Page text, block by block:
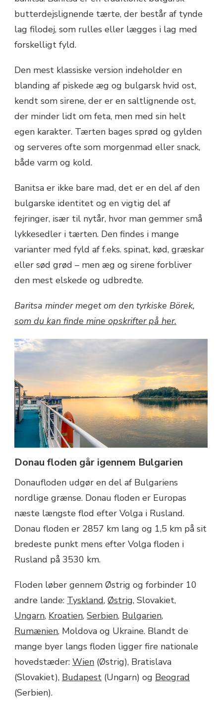
butterdejslignende tærte, der består af tynde
lag filodej, som rulles eller lægges i lag med
forskelligt fyld.
Den mest klassiske version indeholder en
blanding af piskede æg og bulgarsk hvid ost,
kendt som sirene, der er en saltlignende ost,
der minder lidt om feta, men med sin helt
egen karakter. Tærten bages sprød og gylden
og serveres ofte som morgenmad eller snack,
både varm og kold.
Banitsa er ikke bare mad, det er en del af den
bulgarske identitet og en vigtig del af
fejringer, især til nytår, hvor man gemmer små
lykkesedler i tærten. Den findes i mange
varianter med fyld af f.eks. spinat, kød, græskar
eller sød grød – men æg og sirene forbliver
den mest elskede og udbredte.
Baritsa minder meget om den tyrkiske Börek,
som du kan finde mine opskrifter på her.
Donau floden går igennem Bulgarien
Donaufloden udgør en del af Bulgariens
nordlige grænse. Donau floden er Europas
næste længste flod efter Volga i Rusland.
Donau floden er 2857 km lang og 1,5 km på sit
bredeste punkt mens efter Volga floden i
Rusland på 3530 km.
Floden løber gennem Østrig og forbinder 10
andre lande: Tyskland, Østrig, Slovakiet,
Ungarn, Kroatien, Serbien, Bulgarien,
Rumænien, Moldova og Ukraine. Blandt de
mange byer langs floden ligger fire nationale
hovedstæder: Wien (Østrig), Bratislava
(Slovakiet), Budapest (Ungarn) og Beograd
(Serbien).